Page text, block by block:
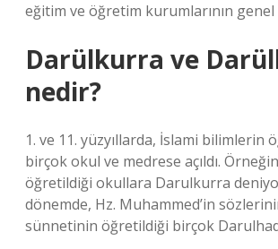
eğitim ve öğretim kurumlarının genel
Darülkurra ve
nedir?
1. ve 11. yüzyıllarda, İslami bilimlerin
birçok okul ve medrese açıldı.
öğretildiği okullara Darulkurra
dönemde, Hz. Muhammed’in
sünnetinin öğretildiği birçok